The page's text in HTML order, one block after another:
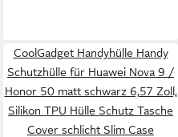
CoolGadget Handyhülle Handy
Schutzhülle für Huawei Nova 9 /
Honor 50 matt schwarz 6,57 Zoll,
Silikon TPU Hülle Schutz Tasche
Cover schlicht Slim Case